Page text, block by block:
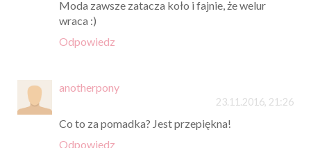
Moda zawsze zatacza koło i fajnie, że welur
wraca :)
Odpowiedz
anotherpony
23.11.2016, 21:26
Co to za pomadka? Jest przepiękna!
Odpowiedz